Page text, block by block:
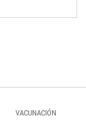
VACUNACIÓN